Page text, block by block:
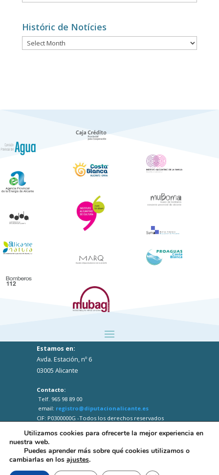
de
Históric de Notícies
Históric
de
Estamos en:
Avda. Estación, nº 6
03005 Alicante
Contacto:
Telf. 965 98 89 00
email: registro@diputacionalicante.es
CIF: P0300000G -Todos los derechos reservados
Utilizamos cookies para ofrecerte la mejor experiencia en
nuestra web.
Puedes aprender más sobre qué cookies utilizamos o
cambiarlas en los ajustes.